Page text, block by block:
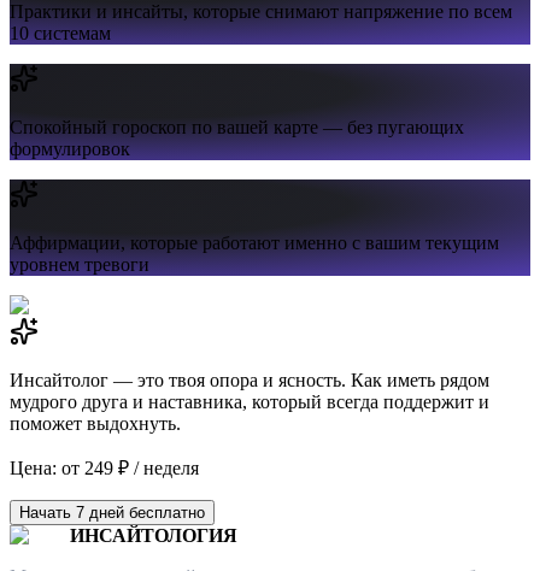
Практики и инсайты,которые снимают напряжение по всем
10 системам
Спокойный гороскоппо вашей карте — без пугающих
формулировок
Аффирмации,которые работают именно с вашим текущим
уровнем тревоги
Инсайтолог — это твоя опора и ясность. Как иметь рядом
мудрого друга и наставника, который всегда поддержит и
поможет выдохнуть.
Цена: от 249 ₽ / неделя
Начать 7 дней бесплатно
ИНСАЙТОЛОГИЯ